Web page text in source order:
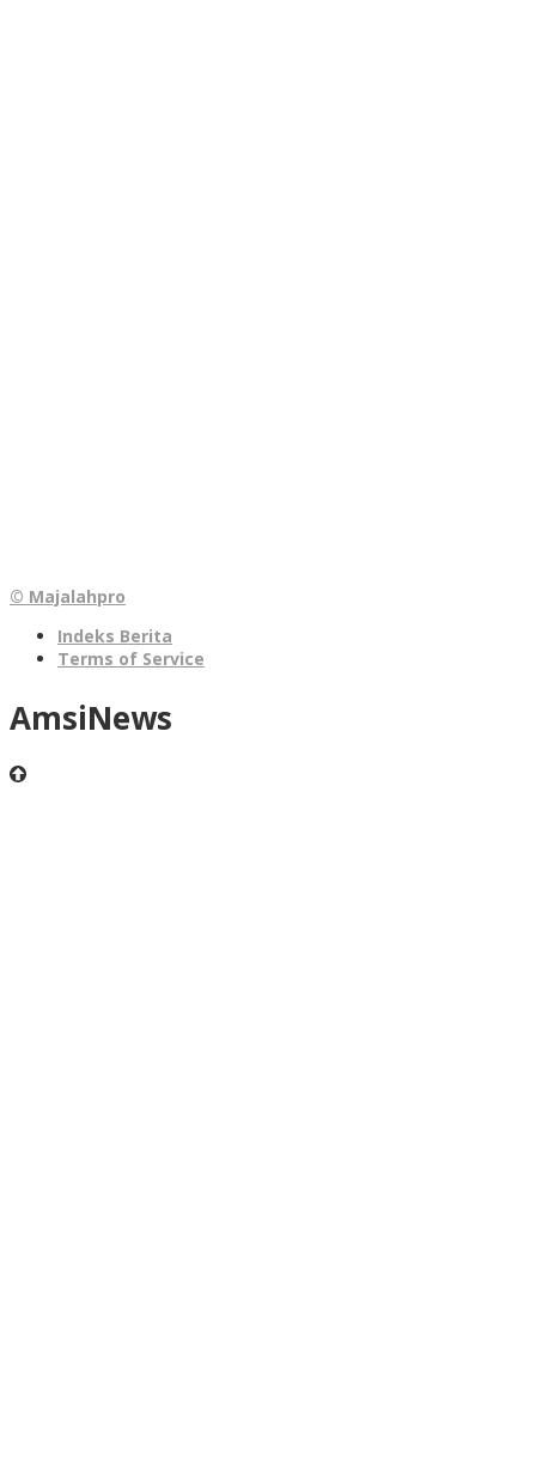
© Majalahpro
Indeks Berita
Terms of Service
AmsiNews